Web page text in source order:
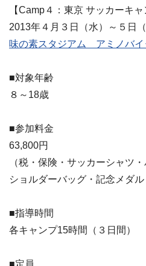
【Camp４：東京 サッカーキャ
2013年４月３日（水）～５日（
味の素スタジアム アミノバイ
■対象年齢
８～18歳
■参加料金
63,800円
（税・保険・サッカーシャツ
ショルダーバッグ・記念メダル
■指導時間
各キャンプ15時間（３日間）
■定員